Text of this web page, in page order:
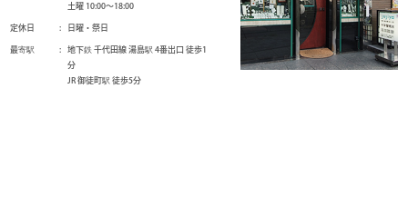
土曜 10:00～18:00
定休日
日曜・祭日
最寄駅
地下鉄 千代田線 湯島駅 4番出口 徒歩1
分
JR 御徒町駅 徒歩5分